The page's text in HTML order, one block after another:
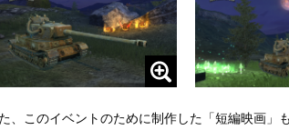
、このイベントのために制作した「短編映画」